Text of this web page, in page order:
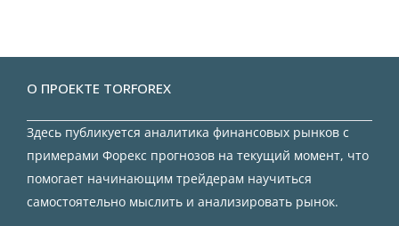
О ПРОЕКТЕ TORFOREX
Здесь публикуется аналитика финансовых рынков с
примерами Форекс прогнозов на текущий момент, что
помогает начинающим трейдерам научиться
самостоятельно мыслить и анализировать рынок.